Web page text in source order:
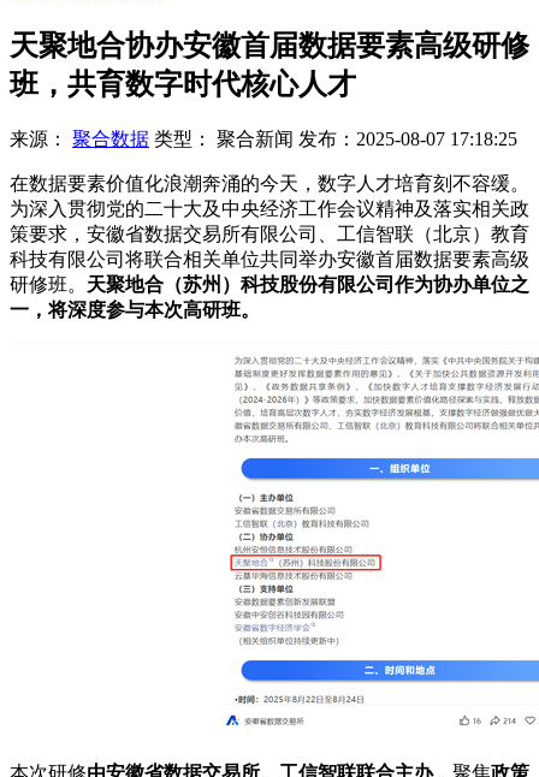
天聚地合协办安徽首届数据要素高级研修
班，共育数字时代核心人才
来源： 聚合数据 类型： 聚合新闻 发布： 2025-08-07 17:18:25
在数据要素价值化浪潮奔涌的今天，数字人才培育刻不容缓。
为深入贯彻党的二十大及中央经济工作会议精神及落实相关政
策要求，安徽省数据交易所有限公司、工信智联（北京）教育
科技有限公司将联合相关单位共同举办安徽首届数据要素高级
研修班。 天聚地合（苏州）科技股份有限公司作为协办单位之
一，将深度参与本次高研班。
本次研修由安徽省数据交易所、工信智联联合主办，聚焦政策